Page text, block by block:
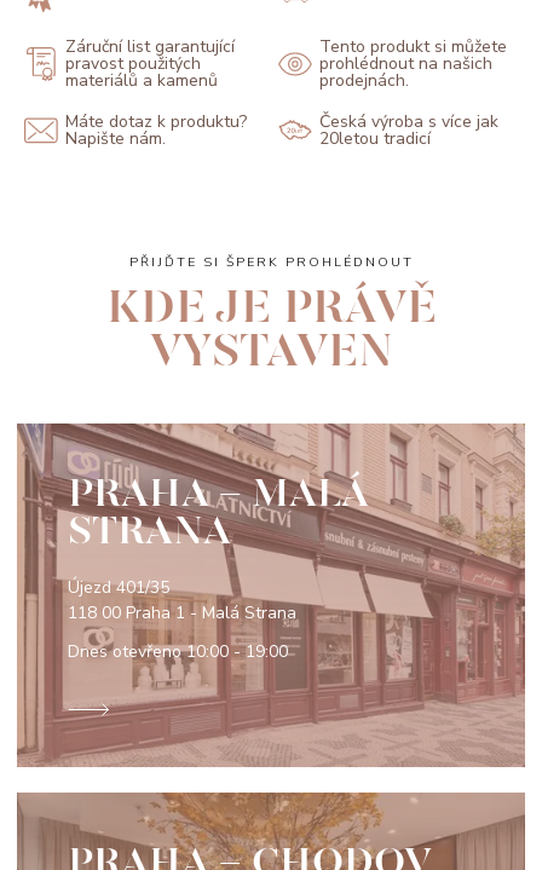
Záruční list garantující
pravost použitých
materiálů a kamenů
Tento produkt si můžete
prohlédnout na našich
prodejnách.
Máte dotaz k produktu?
Napište nám.
Česká výroba s více jak
20letou tradicí
PŘIJĎTE SI ŠPERK PROHLÉDNOUT
KDE JE PRÁVĚ
VYSTAVEN
PRAHA - MALÁ
STRANA
Újezd 401/35
118 00 Praha 1 - Malá Strana
Dnes otevřeno10:00 - 19:00